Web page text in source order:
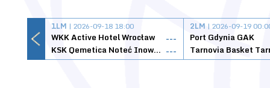
1LM | 2026-09-18 18:00
WKK Active Hotel Wrocław
---
KSK Qemetica Noteć Inowrocław ---
2LM | 2026-09-19
Port Gdynia GAK